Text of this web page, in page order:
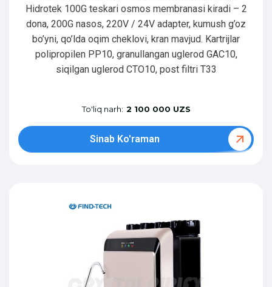
Hidrotek 100G teskari osmos membranasi kiradi – 2
dona, 200G nasos, 220V / 24V adapter, kumush g’oz
bo’yni, qo’lda oqim cheklovi, kran mavjud. Kartrijlar
polipropilen PP10, granullangan uglerod GAC10,
siqilgan uglerod CTO10, post filtri T33
To'liq narh: 2 100 000 UZS
Sinab Ko'raman